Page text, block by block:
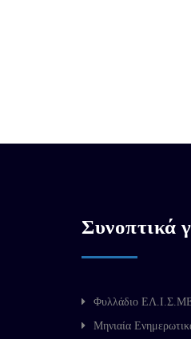
Συνοπτικά
Φυλλάδιο
Μηνιαία